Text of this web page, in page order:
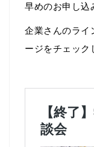
早めのお申し
企業さんのライ
ージをチェック